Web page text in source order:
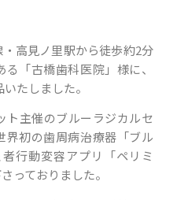
高見ノ里駅から徒歩約2分
「古橋歯科医院」様に、
たしました。
ト主催のブルーラジカルセ
界初の歯周病治療器「ブル
行動変容アプリ「ペリミ
っておりました。